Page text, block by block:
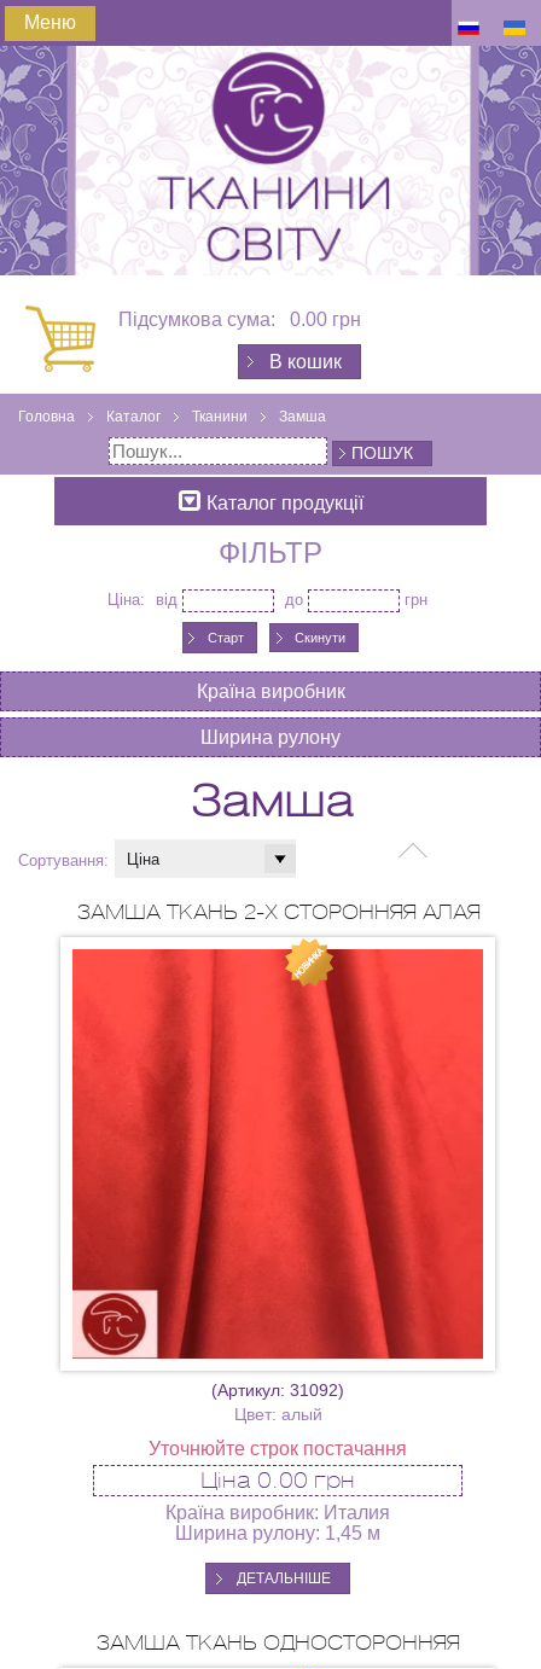
Меню
Підсумкова сума: 0.00 грн
В кошик
Головна Каталог Тканини Замша
ПОШУК
Каталог продукції
ФІЛЬТР
Ціна: від до грн
Скинути
Країна виробник
Ширина рулону
Замша
Сортування:
ЗАМША ТКАНЬ 2-Х СТОРОННЯЯ АЛАЯ
(Артикул: 31092)
Цвет: алый
Уточнюйте строк постачання
Ціна 0.00 грн
Країна виробник: Италия
Ширина рулону: 1,45 м
ДЕТАЛЬНІШЕ
ЗАМША ТКАНЬ ОДНОСТОРОННЯЯ